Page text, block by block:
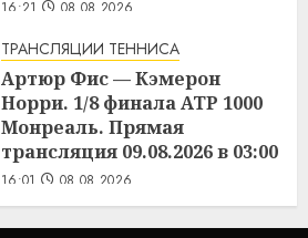
16:21 08.08.2026
ТРАНСЛЯЦИИ ТЕННИСА
Артюр Фис — Кэмерон
Норри. 1/8 финала ATP 1000
Монреаль. Прямая
трансляция 09.08.2026 в 03:00
16:01 08.08.2026